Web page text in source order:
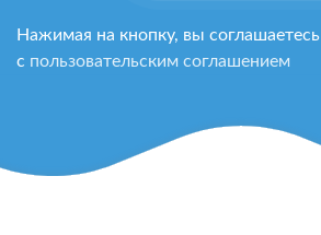
Нажимая на кнопку, вы соглашаетесь
с пользовательским соглашением